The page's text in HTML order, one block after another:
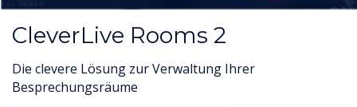
CleverLive Rooms 2
Die clevere Lösung zur Verwaltung Ihrer
Besprechungsräume